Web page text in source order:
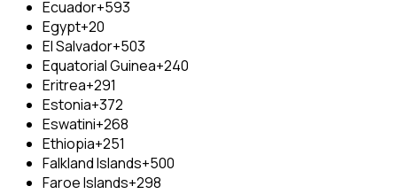
Ecuador+593
Egypt+20
El Salvador+503
Equatorial Guinea+240
Eritrea+291
Estonia+372
Eswatini+268
Ethiopia+251
Falkland Islands+500
Faroe Islands+298